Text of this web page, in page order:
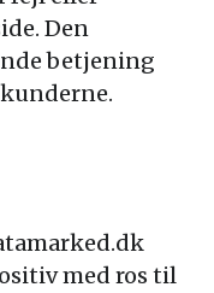
Den
betjening
med ros til